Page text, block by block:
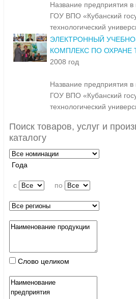
Название предприятия в
ГОУ ВПО «Кубанский
технологический
ЭЛЕКТРОННЫЙ
КОМПЛЕКС ПО ОХРАНЕ
2008 год
Название предприятия в
ГОУ ВПО «Кубанский
технологический
Поиск товаров, услуг и
каталогу
Года
c по
Слово целиком